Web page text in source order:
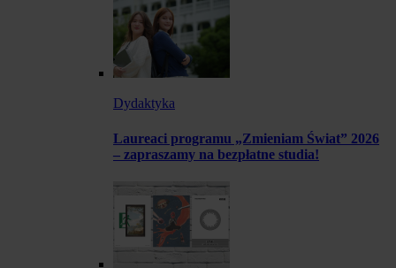
Dydaktyka
Laureaci programu „Zmieniam Świat” 2026
– zapraszamy na bezpłatne studia!